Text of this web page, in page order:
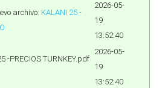
archivo: KALANI 25 -
2026-05-
19
13:52:40
-PRECIOS TURNKEY.pdf
2026-05-
19
13:52:40